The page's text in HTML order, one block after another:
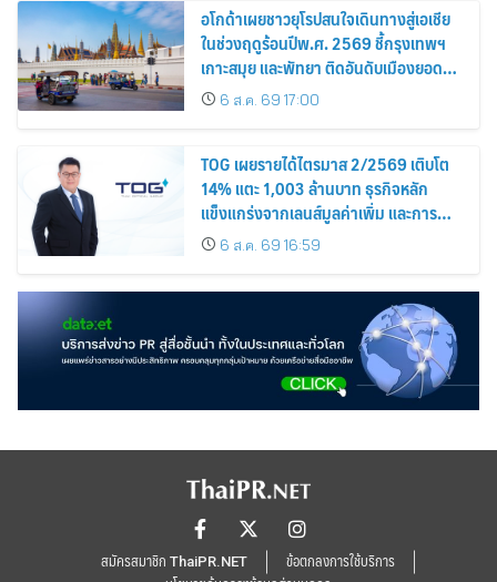
อโกด้าเผยชาวยุโรปสนใจเดินทางสู่เอเชีย
ในช่วงฤดูร้อนปีพ.ศ. 2569 ชี้กรุงเทพฯ
เกาะสมุย และพัทยา ติดอันดับเมืองยอด
นิยม6 ส.ค. 69 17:00
TOG เผยรายได้ไตรมาส 2/2569 เติบโต
14% แตะ 1,003 ล้านบาท ธุรกิจหลัก
แข็งแกร่งจากเลนส์มูลค่าเพิ่ม และการ
ขยายตลาดต่างประเทศ พร้อมเดินหน้า
ลงทุนเพื่อการเติบโตระยะยาว
6 ส.ค. 69 16:59
สมัครสมาชิก ThaiPR.NET
ข้อตกลงการใช้บริการ